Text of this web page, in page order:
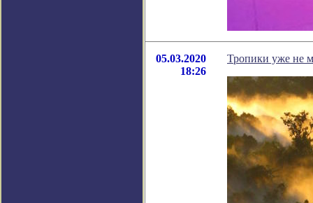
05.03.2020
18:26
Тропики уже не